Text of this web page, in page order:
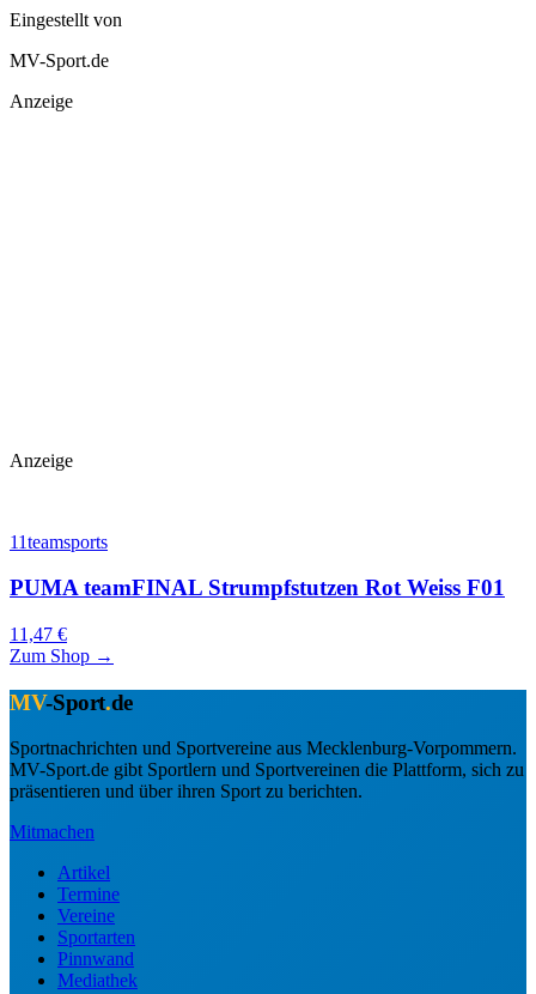
Eingestellt von
MV-Sport.de
Anzeige
Anzeige
11teamsports
PUMA teamFINAL Strumpfstutzen Rot Weiss F01
11,47 €
Zum Shop →
MV-Sport.de
Sportnachrichten und Sportvereine aus Mecklenburg-Vorpommern.
MV-Sport.de gibt Sportlern und Sportvereinen die Plattform, sich zu
präsentieren und über ihren Sport zu berichten.
Mitmachen
Artikel
Termine
Vereine
Sportarten
Pinnwand
Mediathek